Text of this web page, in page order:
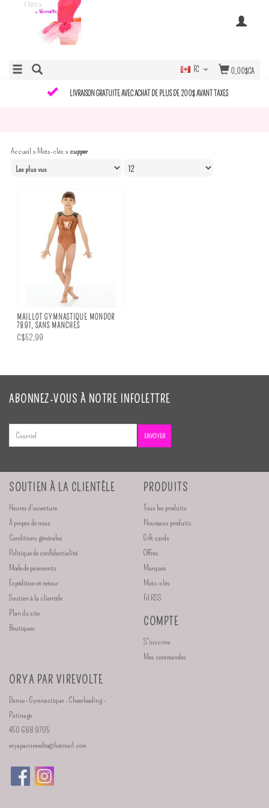
0,00$CA
FC
LIVRAISON GRATUITE AVEC ACHAT DE PLUS DE 200$ AVANT TAXES
Accueil »Mots-clés »cupper
MAILLOT GYMNASTIQUE MONDOR
7891, SANS MANCHES
C$52,99
ABONNEZ-VOUS À NOTRE INFOLETTRE
ENVOYER
SOUTIEN À LA CLIENTÈLE
Heures d'ouverture
À propos de nous
Conditions générales
Politique de confidentialité
Mode de paiements
Expédition et retour
Soutien à la clientèle
Plan du site
Boutiques
PRODUITS
Tous les produits
Nouveaux produits
Gift cards
Offres
Marques
Mots-clés
Fil RSS
COMPTE
S'inscrire
Mes commandes
ORYA PAR VIREVOLTE
Danse - Gymnastique - Cheerleading -
Patinage
450 688 9705
oryaparvirevolte@hotmail.com